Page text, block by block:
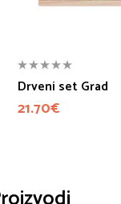
Drveni set Grad
21.70€